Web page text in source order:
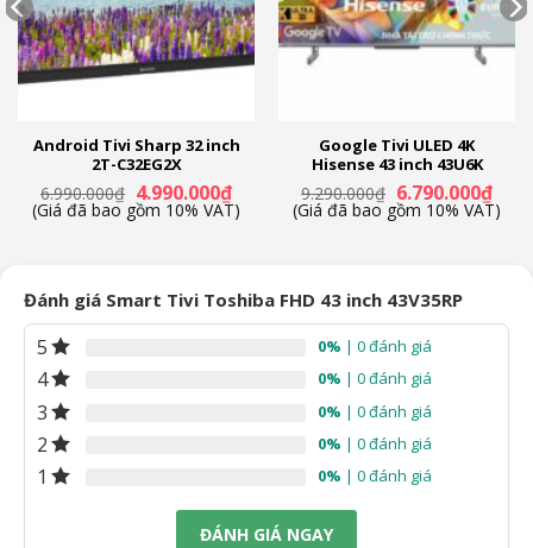
Android Tivi Sharp 32 inch
2T-C32EG2X
6.990.000₫ Giá
gốc
là:
4.990.000₫Giá
hiện
tại
(Giá đã bao gồm 10% VAT)
Google Tivi ULED 4K
Hisense 43 inch 43U6K
9.290.000₫ Giá
gốc
là:
6.790.000₫Giá
hiện
tại
(Giá đã bao gồm 10% VAT)
Đánh giá Smart Tivi Toshiba FHD 43 inch 43V35RP
5 0% | 0 đánh giá
4 0% | 0 đánh giá
3 0% | 0 đánh giá
2 0% | 0 đánh giá
1 0% | 0 đánh giá
ĐÁNH GIÁ NGAY